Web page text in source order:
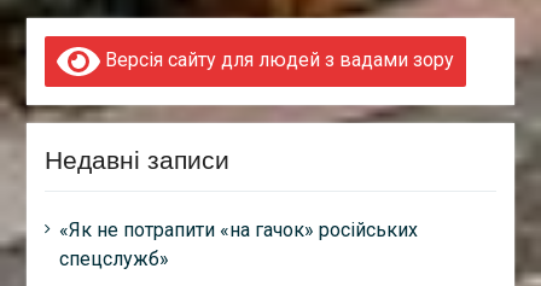
Версія сайту для людей з вадами зору
Недавні записи
«Як не потрапити «на гачок» російських
спецслужб»